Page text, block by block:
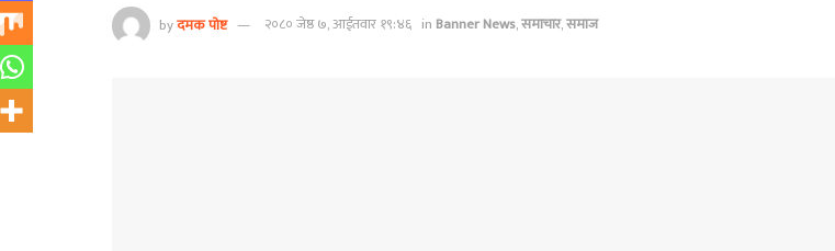
byदमक पोष्ट २०८० जेष्ठ ७, आईतवार १९:४६ in Banner News,समाचार,समाज